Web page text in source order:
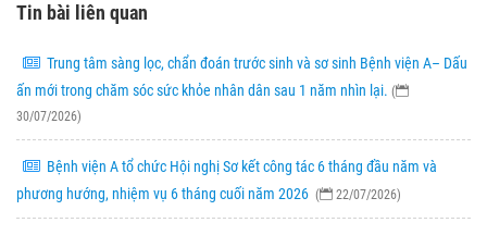
Tin bài liên quan
Trung tâm sàng lọc, chẩn đoán trước sinh và sơ sinh Bệnh viện A– Dấu
ấn mới trong chăm sóc sức khỏe nhân dân sau 1 năm nhìn lại. (
30/07/2026)
Bệnh viện A tổ chức Hội nghị Sơ kết công tác 6 tháng đầu năm và
phương hướng, nhiệm vụ 6 tháng cuối năm 2026 ( 22/07/2026)